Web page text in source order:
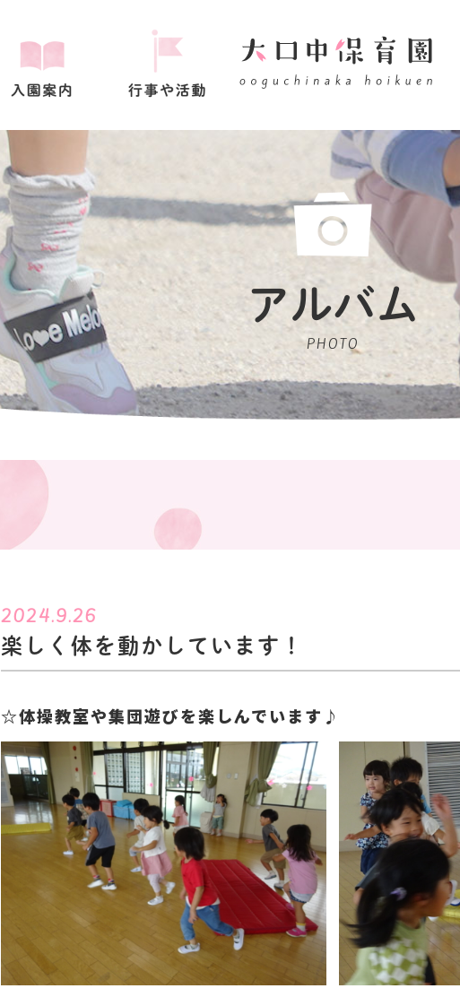
アルバム
PHOTO
2024.9.26
楽しく体を動かしています！
☆体操教室や集団遊びを楽しんでいます♪